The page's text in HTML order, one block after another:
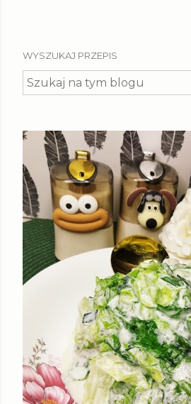
WYSZUKAJ PRZEPIS